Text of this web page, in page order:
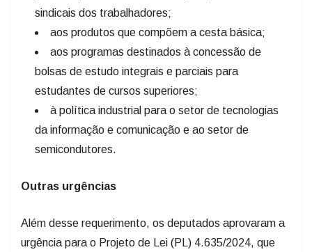
sindicais dos trabalhadores;
aos produtos que compõem a cesta básica;
aos programas destinados à concessão de
bolsas de estudo integrais e parciais para
estudantes de cursos superiores;
à política industrial para o setor de tecnologias
da informação e comunicação e ao setor de
semicondutores.
Outras urgências
Além desse requerimento, os deputados aprovaram a
urgência para o Projeto de Lei (PL) 4.635/2024, que